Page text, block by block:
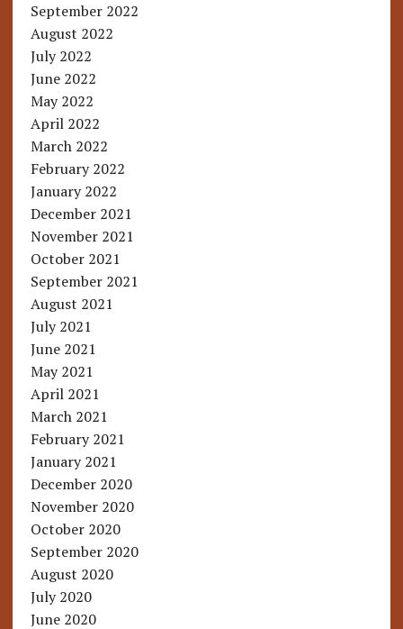
September 2022
August 2022
July 2022
June 2022
May 2022
April 2022
March 2022
February 2022
January 2022
December 2021
November 2021
October 2021
September 2021
August 2021
July 2021
June 2021
May 2021
April 2021
March 2021
February 2021
January 2021
December 2020
November 2020
October 2020
September 2020
August 2020
July 2020
June 2020